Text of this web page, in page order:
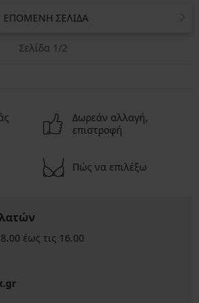
ΕΠΌΜΕΝΗ ΣΕΛΊΔΑ
Σελίδα 1/2
Δωρεάν αλλαγή,
επιστροφή
Πώς να επιλέξω
έως τις 16.00